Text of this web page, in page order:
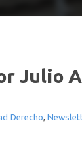
Julio
Derecho,